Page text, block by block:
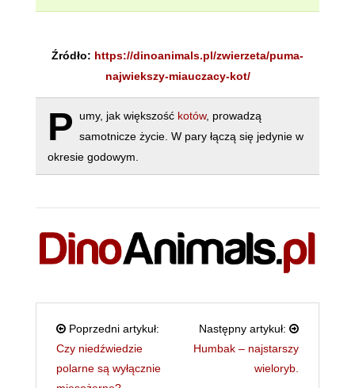
Źródło: https://dinoanimals.pl/zwierzeta/puma-
najwiekszy-miauczacy-kot/
P umy, jak większość kotów, prowadzą
samotnicze życie. W pary łączą się jedynie w
okresie godowym.
Poprzedni artykuł:
Czy niedźwiedzie
polarne są wyłącznie
Następny artykuł:
Humbak – najstarszy
wieloryb.